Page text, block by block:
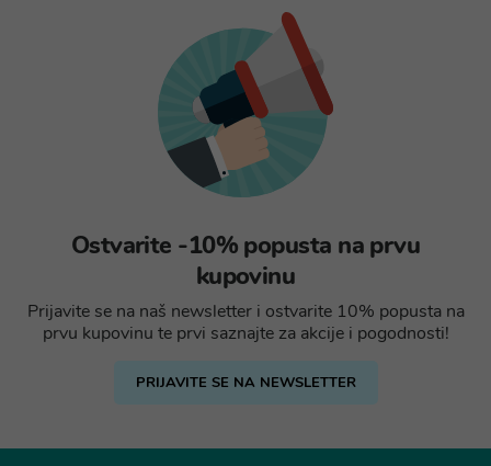
Ostvarite -10% popusta na prvu
kupovinu
Prijavite se na naš newsletter i ostvarite 10% popusta na
prvu kupovinu te prvi saznajte za akcije i pogodnosti!
PRIJAVITE SE NA NEWSLETTER